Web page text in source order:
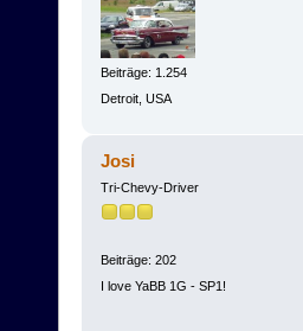
Beiträge: 1.254
Detroit, USA
Josi
Tri-Chevy-Driver
Beiträge: 202
I love YaBB 1G - SP1!